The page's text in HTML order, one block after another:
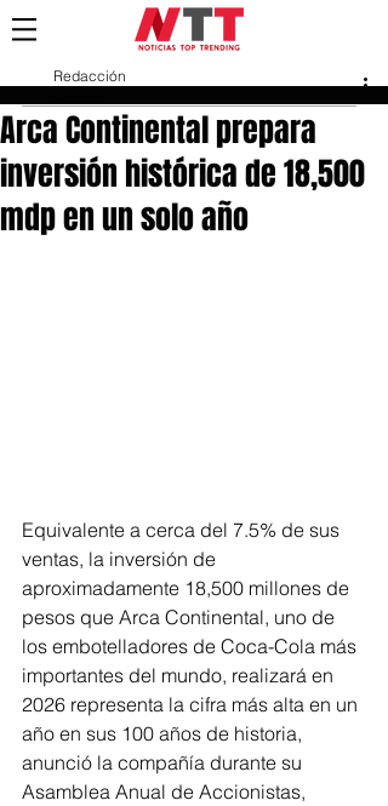
Arca Continental prepara
inversión histórica de 18,500
mdp en un solo año
Redacción
Equivalente a cerca del 7.5% de sus
ventas, la inversión de
aproximadamente 18,500 millones de
pesos que Arca Continental, uno de
los embotelladores de Coca-Cola más
importantes del mundo, realizará en
2026 representa la cifra más alta en un
año en sus 100 años de historia,
anunció la compañía durante su
Asamblea Anual de Accionistas,